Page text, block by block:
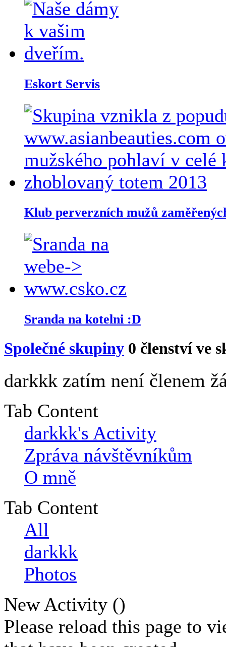
Eskort Servis
Klub perverzních mužů
Sranda na kotelni :D
Společné skupiny 0 členství ve
darkkk zatím není členem
Tab Content
darkkk's Activity
Zpráva návštěvníkům
O mně
Tab Content
All
darkkk
Photos
New Activity ()
Please reload this page to